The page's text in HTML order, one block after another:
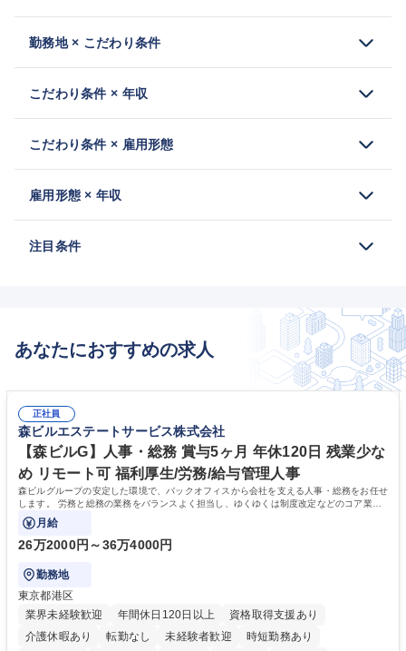
勤務地 × こだわり条件
こだわり条件 × 年収
こだわり条件 × 雇用形態
雇用形態 × 年収
注目条件
あなたにおすすめの求人
正社員
森ビルエステートサービス株式会社
【森ビルG】人事・総務 賞与5ヶ月 年休120日 残業少な
め リモート可 福利厚生/労務/給与管理人事
森ビルグループの安定した環境で、バックオフィスから会社を支える人事・総務をお任せ
します。 労務と総務の業務をバランスよく担当し、ゆくゆくは制度改定などのコア業務
にも挑戦できる、やりがいある環境です。
月給
26万2000円～36万4000円
勤務地
東京都港区
業界未経験歓迎
年間休日120日以上
資格取得支援あり
介護休暇あり
転勤なし 未経験者歓迎
時短勤務あり